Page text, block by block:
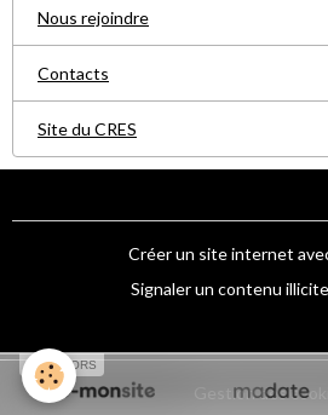
Nous rejoindre
Contacts
Site du CRES
Créer un site internet
Signaler un contenu
Gestion des
SPONSORS